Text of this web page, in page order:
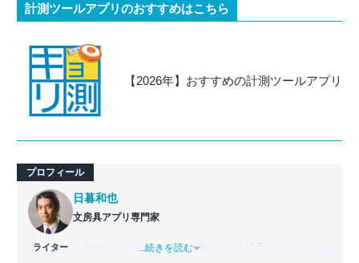
計測ツールアプリのおすすめはこちら
【2026年】おすすめの計測ツールアプリ
プロフィール
ライター
日暮和也
文房具アプリ専門家
メモ帳やスケジュール帳、付箋などの文房具をデジタル化
...続きを読む